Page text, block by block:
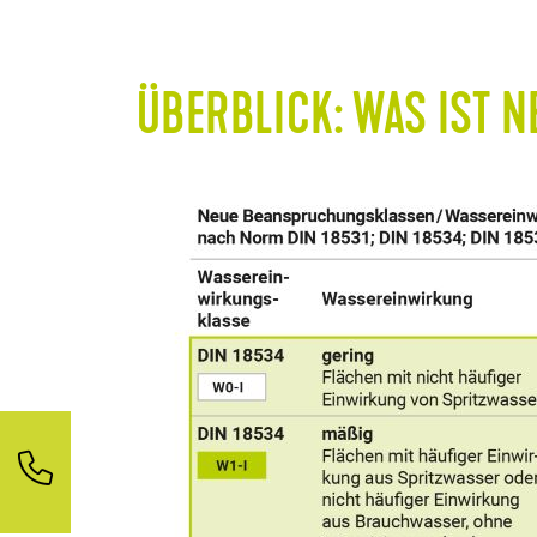
ÜBERBLICK: WAS IST